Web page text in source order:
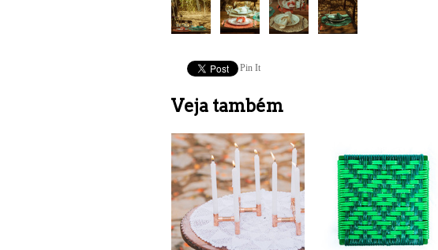
Pin It
Veja também